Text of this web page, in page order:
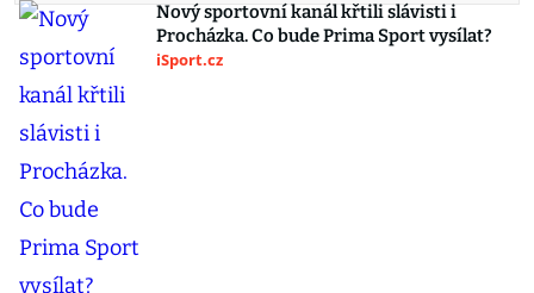
Nový sportovní kanál křtili slávisti i
Procházka. Co bude Prima Sport vysílat?
iSport.cz